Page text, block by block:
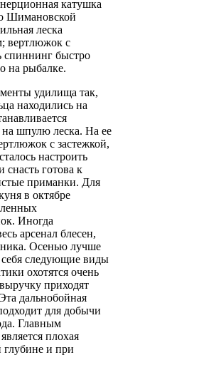
катушка
Шимановской
леска
вертлюжок с
спиннинг быстро
на рыбалке.
удилища так,
находились на
на шпулю леска. На ее
с застежкой,
настроить
готова к
приманки. Для
в октябре
Иногда
арсенал блесен,
Осенью лучше
себя следующие виды
охотятся очень
приходят
дальнобойная
для добычи
Главным
плохая
глубине и при